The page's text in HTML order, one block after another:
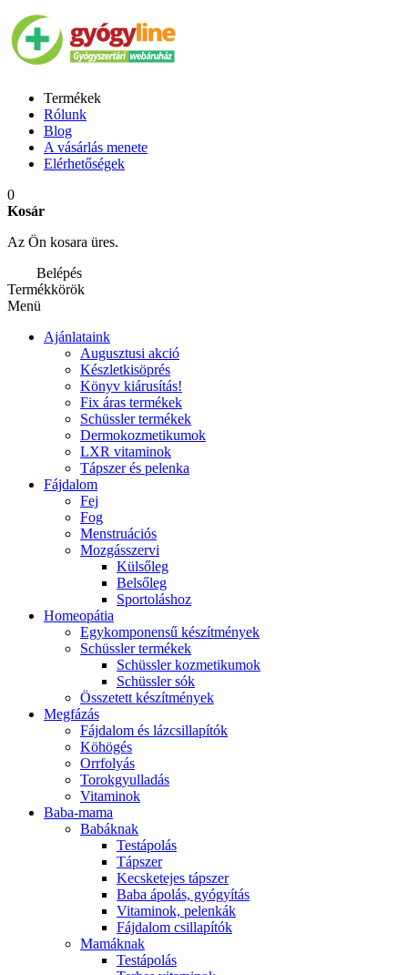
Termékek
Rólunk
Blog
A vásárlás menete
Elérhetőségek
0
Kosár
Az Ön kosara üres.
Belépés
Termékkörök
Menü
Ajánlataink
Augusztusi akció
Készletkisöprés
Könyv kiárusítás!
Fix áras termékek
Schüssler termékek
Dermokozmetikumok
LXR vitaminok
Tápszer és pelenka
Fájdalom
Fej
Fog
Menstruációs
Mozgásszervi
Külsőleg
Belsőleg
Sportoláshoz
Homeopátia
Egykomponensű készítmények
Schüssler termékek
Schüssler kozmetikumok
Schüssler sók
Összetett készítmények
Megfázás
Fájdalom és lázcsillapítók
Köhögés
Orrfolyás
Torokgyulladás
Vitaminok
Baba-mama
Babáknak
Testápolás
Tápszer
Kecsketejes tápszer
Baba ápolás, gyógyítás
Vitaminok, pelenkák
Fájdalom csillapítók
Mamáknak
Testápolás